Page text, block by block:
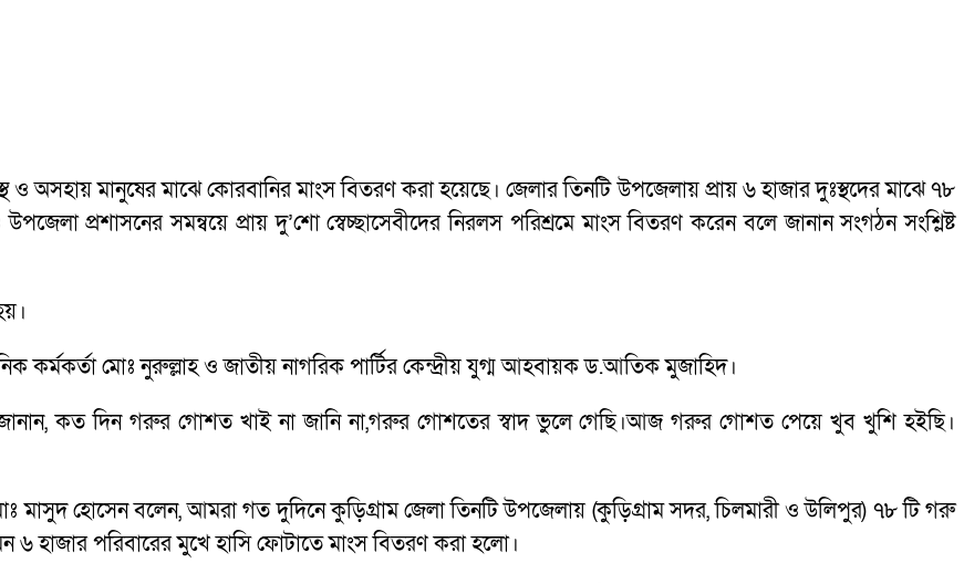
অসহায় মানুষের মাঝে কোরবানির মাংস বিতরণ করা হয়েছে। জেলার তিনটি উপজেলায় প্রায় ৬ হাজার দুঃস্থদের মাঝে ৭৮
প্রশাসনের সমন্বয়ে প্রায় দু’শো স্বেচ্ছাসেবীদের নিরলস পরিশ্রমে মাংস বিতরণ করেন বলে জানান সংগঠন সংশ্লিষ্ট
কর্মকর্তা মোঃ নুরুল্লাহ ও জাতীয় নাগরিক পার্টির কেন্দ্রীয় যুগ্ম আহবায়ক ড.আতিক মুজাহিদ।
জানান, কত দিন গরুর গোশত খাই না জানি না,গরুর গোশতের স্বাদ ভুলে গেছি।আজ গরুর গোশত পেয়ে খুব খুশি হইছি।
মাসুদ হোসেন বলেন, আমরা গত দুদিনে কুড়িগ্রাম জেলা তিনটি উপজেলায় (কুড়িগ্রাম সদর, চিলমারী ও উলিপুর) ৭৮ টি গরু
৬ হাজার পরিবারের মুখে হাসি ফোটাতে মাংস বিতরণ করা হলো।